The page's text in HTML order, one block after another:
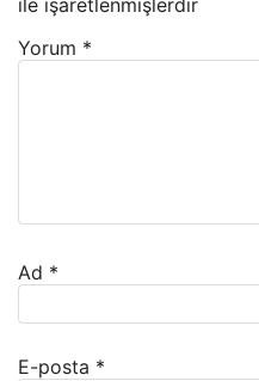
ile işaretlenmişlerdir
Yorum *
Ad *
E-posta *